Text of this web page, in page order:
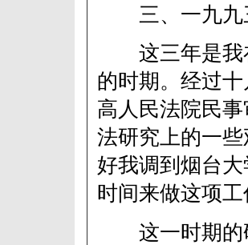
三、一九九
这三年是我
的时期。经过
高人民法院民
法研究上的一
好我调到烟台
时间来做这项工
这一时期的